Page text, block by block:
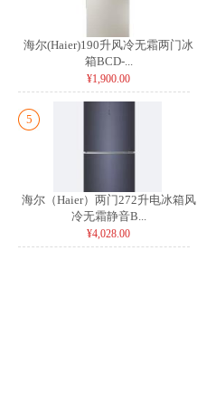
海尔(Haier)190升风冷无霜两门冰
箱BCD-...
¥1,900.00
5
海尔（Haier）两门272升电冰箱风
冷无霜静音B...
¥4,028.00